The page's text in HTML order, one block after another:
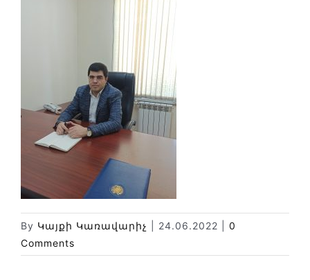
Փորձաքննությունների տեսակները
Նորություններ
Գրադարան
Կայքի քարտեզ
By Կայքի Կառավարիչ 24.06.2022
0
Comments